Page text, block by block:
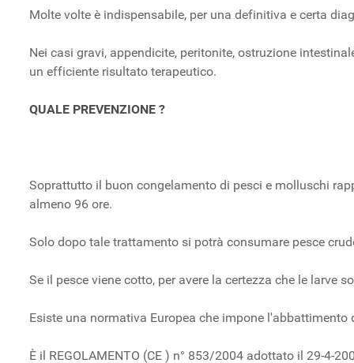
Molte volte è indispensabile, per una definitiva e certa
Nei casi gravi, appendicite, peritonite, ostruzione
un efficiente risultato terapeutico.
QUALE PREVENZIONE ?
Soprattutto il buon congelamento di pesci e molluschi
almeno 96 ore.
Solo dopo tale trattamento si potrà consumare pesce
Se il pesce viene cotto, per avere la certezza che le larve
Esiste una normativa Europea che impone l'abbattimento
È il REGOLAMENTO (CE ) n° 853/2004 adottato il 29-4-